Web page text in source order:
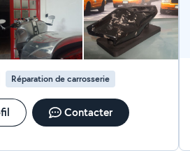
Réparation de carrosserie
Contacter